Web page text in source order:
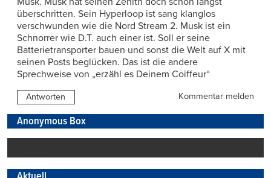
überschritten. Sein Hyperloop ist sang klanglos
verschwunden wie die Nord Stream 2. Musk ist ein
Schnorrer wie D.T. auch einer ist. Soll er seine
Batterietransporter bauen und sonst die Welt auf X mit
seinen Posts beglücken. Das ist die andere
Sprechweise von „erzähl es Deinem Coiffeur“
Antworten Kommentar melden
Anonymous Box